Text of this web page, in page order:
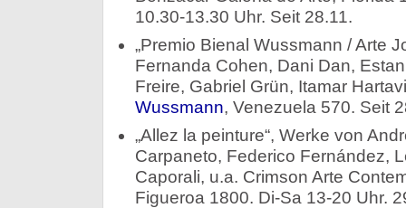
10.30-13.30 Uhr. Seit 28.11.
„Premio Bienal Wussmann / Arte
Fernanda Cohen, Dani Dan,
Freire, Gabriel Grün, Itamar
Wussmann, Venezuela 570. Seit
„Allez la peinture“, Werke von
Carpaneto, Federico Fernández,
Caporali, u.a. Crimson Arte
Figueroa 1800. Di-Sa 13-20 Uhr.